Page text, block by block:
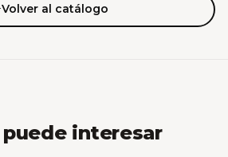
Volver al catálogo
interesar